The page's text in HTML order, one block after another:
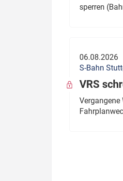
sperren
06.08.2026
S-Bahn
VRS
Vergangene